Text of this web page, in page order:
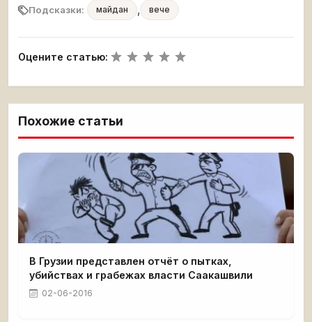
Подсказки: майдан , вече
Оцените статью:
Похожие статьи
В Грузии представлен отчёт о пытках,
убийствах и грабежах власти Саакашвили
02-06-2016